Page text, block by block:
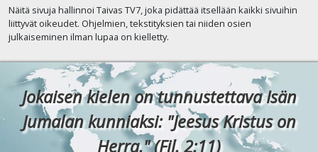
Näitä sivuja hallinnoi Taivas TV7, joka pidättää itsellään kaikki sivuihin
liittyvät oikeudet. Ohjelmien, tekstityksien tai niiden osien
julkaiseminen ilman lupaa on kielletty.
Jokaisen kielen on tunnustettava Isän
Jumalan kunniaksi: "Jeesus Kristus on
Herra." (Fil. 2:11)